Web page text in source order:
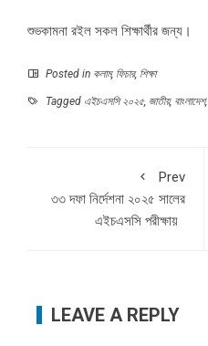
শুভকামনা রইল সকল শিক্ষার্থীর জন্য।
Posted in কলাম, ফিচার, শিক্ষা
Tagged এইচএসসি ২০২৫, জাতীয়, বাংলাদেশ,
Prev
৩৩ দফা নির্দেশনা ২০২৫ সালের
এইচএসসি পরীক্ষায়
LEAVE A REPLY